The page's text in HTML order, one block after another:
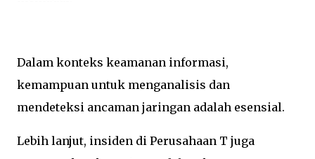
Dalam konteks keamanan informasi,
kemampuan untuk menganalisis dan
mendeteksi ancaman jaringan adalah esensial.
Lebih lanjut, insiden di Perusahaan T juga